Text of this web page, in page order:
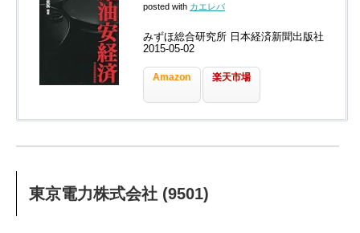
posted with カエレバ
みずほ総合研究所 日本経済新聞出版社
2015-05-02
Amazon 楽天市場
東京電力株式会社 (9501)